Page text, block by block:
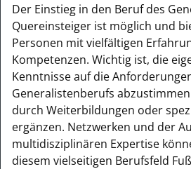
Der Einstieg in den Beruf des
Quereinsteiger ist möglich und
Personen mit vielfältigen
Kompetenzen. Wichtig ist, die
Kenntnisse auf die
Generalistenberufs
durch Weiterbildungen oder
ergänzen. Netzwerken und der
multidisziplinären Expertise
diesem vielseitigen Berufsfeld